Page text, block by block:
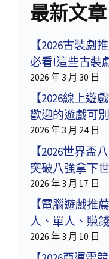
最新文章
【2026古裝劇
必看!這些古裝
2026 年 3 月 30 日
【2026線上遊
歡迎的遊戲可
2026 年 3 月 24 日
【2026世界盃
突破八強拿下
2026 年 3 月 17 日
【電腦遊戲推
人、單人、賺
2026 年 3 月 10 日